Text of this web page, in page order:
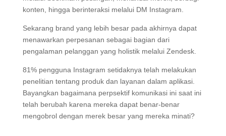
konten, hingga berinteraksi melalui DM Instagram.
Sekarang brand yang lebih besar pada akhirnya dapat
menawarkan perpesanan sebagai bagian dari
pengalaman pelanggan yang holistik melalui Zendesk.
81% pengguna Instagram setidaknya telah melakukan
penelitian tentang produk dan layanan dalam aplikasi.
Bayangkan bagaimana perpsektif komunikasi ini saat ini
telah berubah karena mereka dapat benar-benar
mengobrol dengan merek besar yang mereka minati?